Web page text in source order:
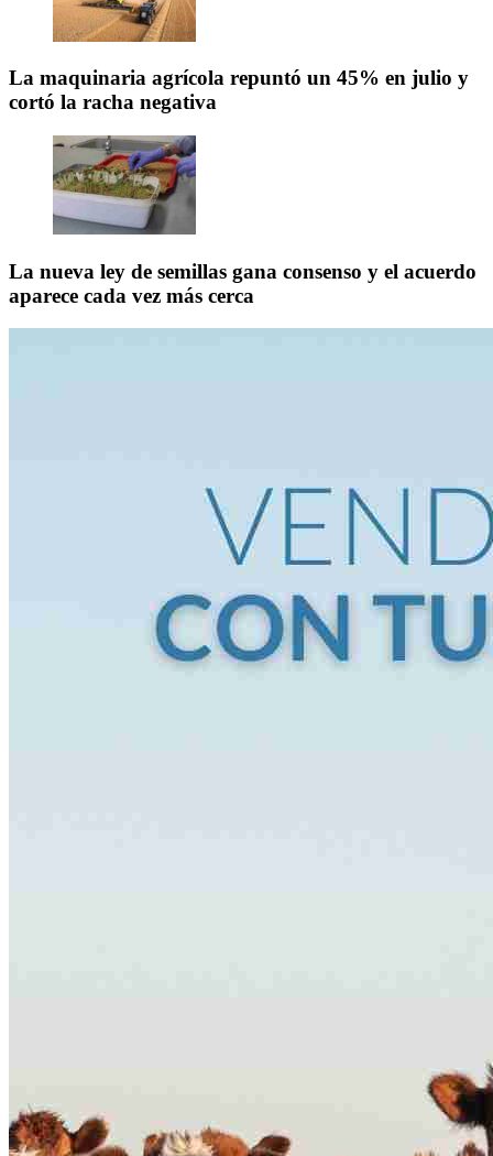
La maquinaria agrícola repuntó un 45% en julio y
cortó la racha negativa
La nueva ley de semillas gana consenso y el acuerdo
aparece cada vez más cerca